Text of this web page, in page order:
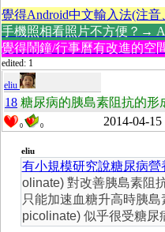
覺得Android中文輸入法(注
手機照相看照片不方便？→
覺得鬧鐘/行事曆有改進的空
edited: 1
eliu
18 糖尿病的胰島素阻抗的形
0 0 2014-04-15
eliu
有小規模研究說糖尿病營
olinate) 對改善胰島素阻
只能加速血糖升高時胰
picolinate) 似乎很受糖尿